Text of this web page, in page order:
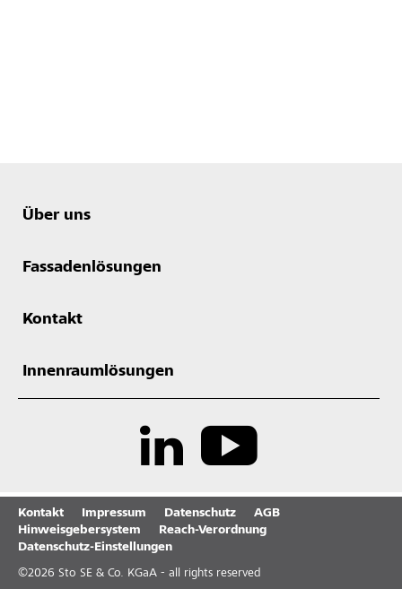
Über uns
Fassadenlösungen
Kontakt
Innenraumlösungen
Kontakt Impressum Datenschutz
AGB
Hinweisgebersystem
Reach-Verordnung
Datenschutz-Einstellungen
©2026 Sto SE & Co. KGaA - all rights reserved